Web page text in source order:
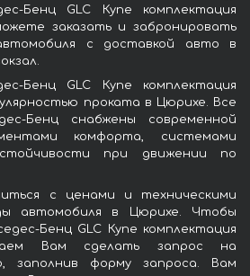
Бенц GLC Купе комплектация
заказать и забронировать
с доставкой авто в
Бенц GLC Купе комплектация
проката в Цюрихе. Все
Бенц снабжены современной
комфорта, системами
при движении по
с ценами и техническими
автомобиля в Цюрихе. Чтобы
Бенц GLC Купе комплектация
Вам сделать запрос на
заполнив форму запроса. Вам